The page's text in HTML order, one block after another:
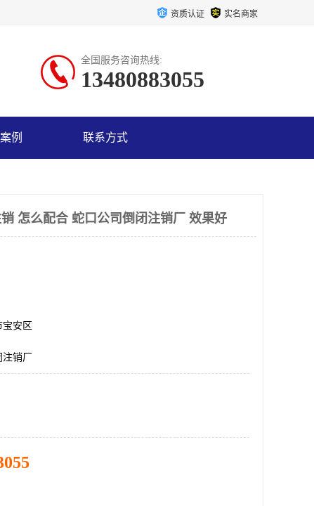
资质认证 实名商家
全国服务咨询热线:
13480883055
例 联系方式
怎么配合 蛇口公司倒闭注销厂 效果好
宝安区
销厂